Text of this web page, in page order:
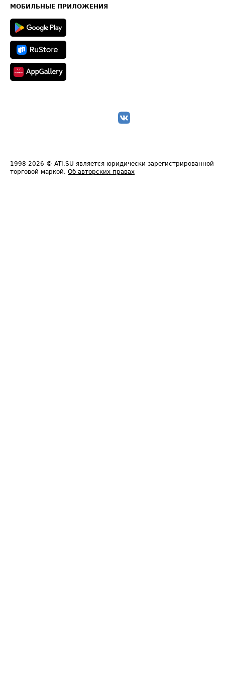
Техническая информация
МОБИЛЬНЫЕ ПРИЛОЖЕНИЯ
1998-2026 © ATI.SU является юридически зарегистрированной
торговой маркой. Об авторских правах